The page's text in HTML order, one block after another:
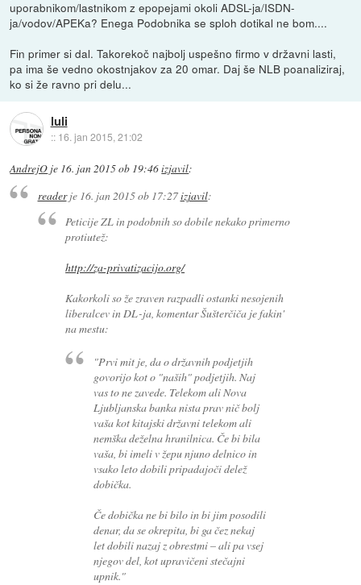
uporabnikom/lastnikom z epopejami okoli ADSL-ja/ISDN-
ja/vodov/APEKa? Enega Podobnika se sploh dotikal ne bom....
Fin primer si dal. Takorekoč najbolj uspešno firmo v državni lasti,
pa ima še vedno okostnjakov za 20 omar. Daj še NLB poanaliziraj,
ko si že ravno pri delu...
luli
:: 16. jan 2015, 21:02
AndrejO je 16. jan 2015 ob 19:46izjavil:
readerje 16. jan 2015 ob 17:27izjavil:
Peticije ZL in podobnih so dobile nekako primerno
protiutež:
http://za-privatizacijo.org/
Kakorkoli so že zraven razpadli ostanki nesojenih
liberalcev in DL-ja, komentar Šušterčiča je fakin'
na mestu:
"Prvi mit je, da o državnih podjetjih
govorijo kot o "naših" podjetjih. Naj
vas to ne zavede. Telekom ali Nova
Ljubljanska banka nista prav nič bolj
vaša kot kitajski državni telekom ali
nemška deželna hranilnica. Če bi bila
vaša, bi imeli v žepu njuno delnico in
vsako leto dobili pripadajoči delež
dobička.
Če dobička ne bi bilo in bi jim posodili
denar, da se okrepita, bi ga čez nekaj
let dobili nazaj z obrestmi – ali pa vsej
njegov del, kot upravičeni stečajni
upnik."